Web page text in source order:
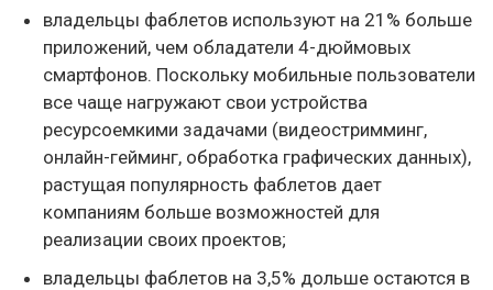
владельцы фаблетов используют на 21% больше
приложений, чем обладатели 4-дюймовых
смартфонов. Поскольку мобильные пользователи
все чаще нагружают свои устройства
ресурсоемкими задачами (видеостримминг,
онлайн-гейминг, обработка графических данных),
растущая популярность фаблетов дает
компаниям больше возможностей для
реализации своих проектов;
владельцы фаблетов на 3,5% дольше остаются в